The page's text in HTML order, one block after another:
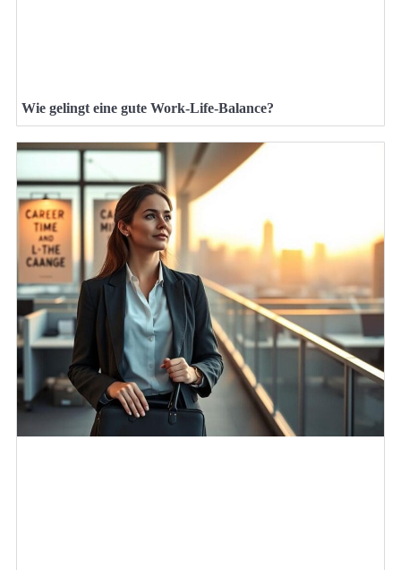
Wie gelingt eine gute Work-Life-Balance?